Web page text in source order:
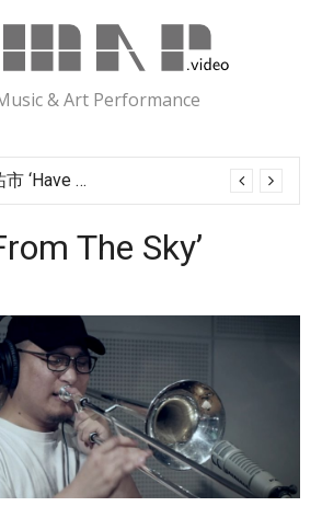
& Art Performance
伊藤寛哲 林祐市 ‘Have You Met Ms Jones?’
The Sky’